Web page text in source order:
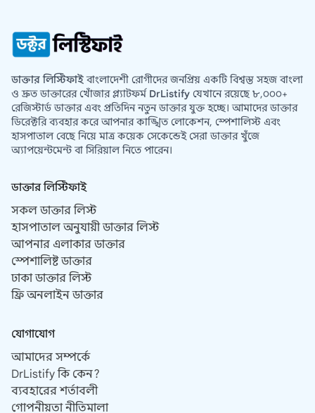
ডাক্তার লিস্টিফাইবাংলাদেশী রোগীদের জনপ্রিয় একটি বিশ্বস্ত সহজ বাংলা
ও দ্রুত ডাক্তারের খোঁজার প্ল্যাটফর্ম DrListify যেখানে রয়েছে ৮,০০০+
রেজিস্টার্ড ডাক্তার এবং প্রতিদিন নতুন ডাক্তার যুক্ত হচ্ছে। আমাদের ডাক্তার
ডিরেক্টরি ব্যবহার করে আপনার কাঙ্খিত লোকেশন, স্পেশালিস্ট এবং
হাসপাতাল বেছে নিয়ে মাত্র কয়েক সেকেন্ডেই সেরা ডাক্তার খুঁজে
অ্যাপয়েন্টমেন্ট বা সিরিয়াল নিতে পারেন।
ডাক্তার লিস্টিফাই
সকল ডাক্তার লিস্ট
হাসপাতাল অনুযায়ী ডাক্তার লিস্ট
আপনার এলাকার ডাক্তার
স্পেশালিষ্ট ডাক্তার
ঢাকা ডাক্তার লিস্ট
ফ্রি অনলাইন ডাক্তার
যোগাযোগ
আমাদের সম্পর্কে
DrListify কি কেন?
ব্যবহারের শর্তাবলী
গোপনীয়তা নীতিমালা